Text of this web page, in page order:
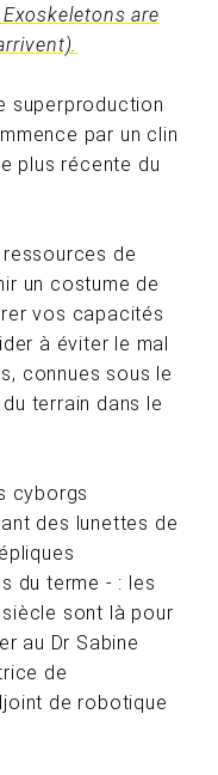
Exoskeletons are
superproduction
par un clin
plus récente du
de
un costume de
vos capacités
à éviter le mal
connues sous le
terrain dans le
cyborgs
des lunettes de
du terme - : les
sont là pour
au Dr Sabine
de
de robotique